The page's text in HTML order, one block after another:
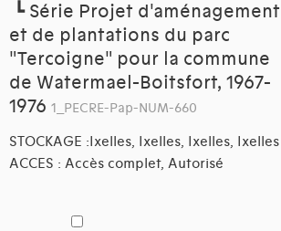
┗ Série Projet d'aménagement
et de plantations du parc
"Tercoigne" pour la commune
de Watermael-Boitsfort, 1967-
1976 1_PECRE-Pap-NUM-660
STOCKAGE :Ixelles, Ixelles, Ixelles, Ixelles
ACCES : Accès complet, Autorisé